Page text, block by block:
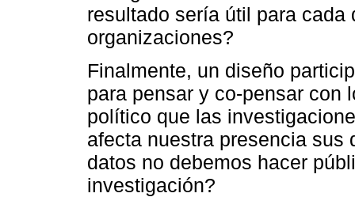
resultado sería útil para
organizaciones?
Finalmente, un diseño
para pensar y co-pensar con
político que las
afecta nuestra presencia sus
datos no debemos hacer
investigación?